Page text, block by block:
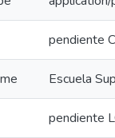
pendiente
Escuela
pendiente